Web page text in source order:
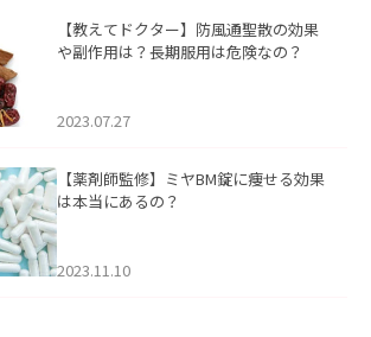
【教えてドクター】防風通聖散の効果
や副作用は？長期服用は危険なの？
2023.07.27
【薬剤師監修】ミヤBM錠に痩せる効果
は本当にあるの？
2023.11.10